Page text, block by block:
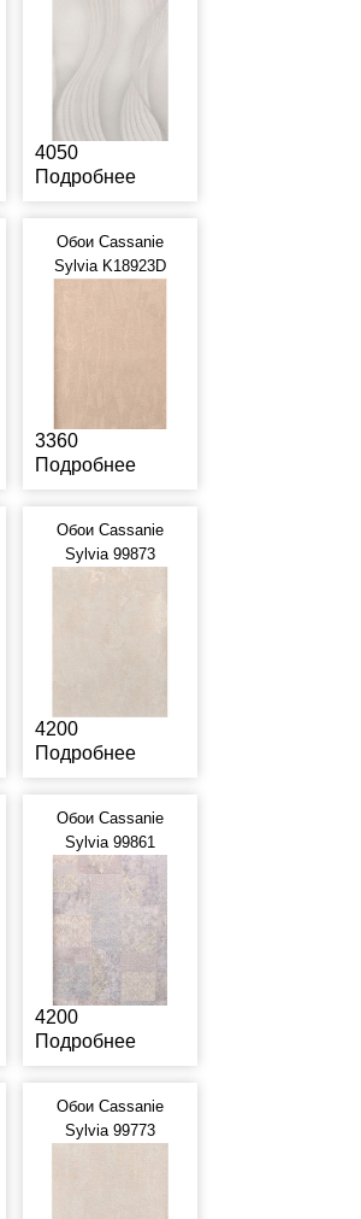
4050
Подробнее
Обои Cassanie
Sylvia K18923D
3360
Подробнее
Обои Cassanie
Sylvia 99873
4200
Подробнее
Обои Cassanie
Sylvia 99861
4200
Подробнее
Обои Cassanie
Sylvia 99773